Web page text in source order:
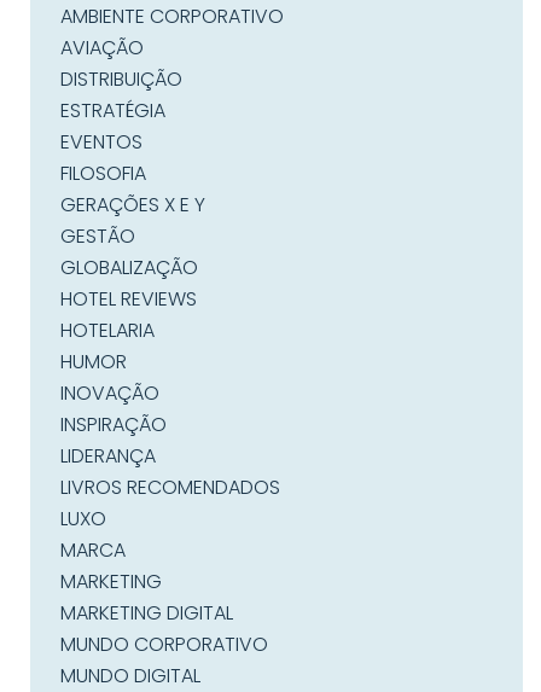
AMBIENTE CORPORATIVO
AVIAÇÃO
DISTRIBUIÇÃO
ESTRATÉGIA
EVENTOS
FILOSOFIA
GERAÇÕES X E Y
GESTÃO
GLOBALIZAÇÃO
HOTEL REVIEWS
HOTELARIA
HUMOR
INOVAÇÃO
INSPIRAÇÃO
LIDERANÇA
LIVROS RECOMENDADOS
LUXO
MARCA
MARKETING
MARKETING DIGITAL
MUNDO CORPORATIVO
MUNDO DIGITAL